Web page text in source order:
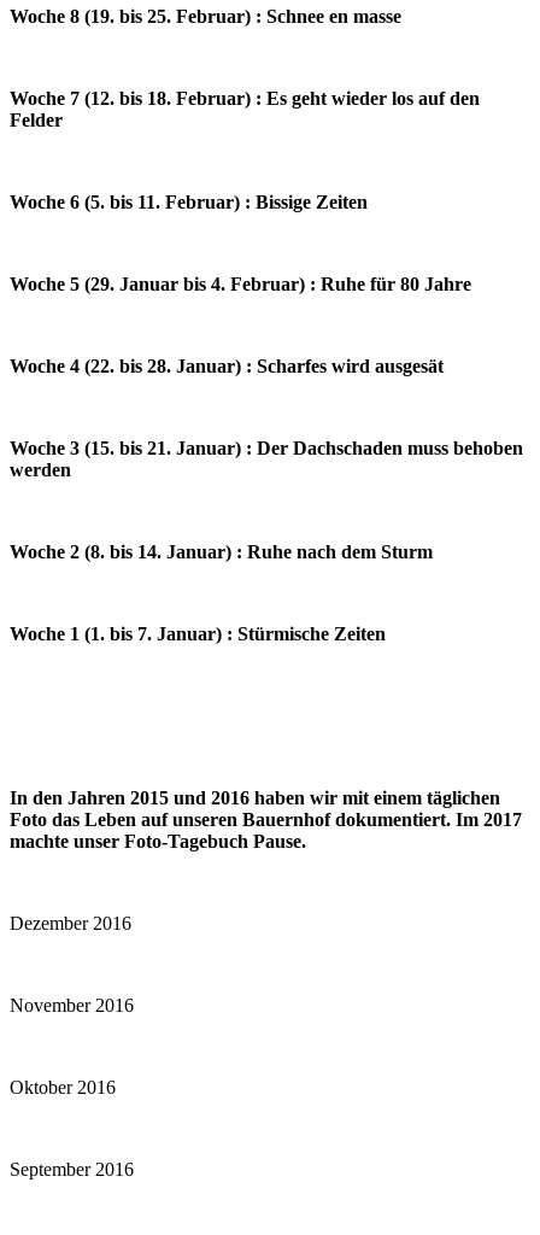
Woche 8 (19. bis 25. Februar) : Schnee en masse
Woche 7 (12. bis 18. Februar) : Es geht wieder los auf den
Felder
Woche 6 (5. bis 11. Februar) : Bissige Zeiten
Woche 5 (29. Januar bis 4. Februar) : Ruhe für 80 Jahre
Woche 4 (22. bis 28. Januar) : Scharfes wird ausgesät
Woche 3 (15. bis 21. Januar) : Der Dachschaden muss behoben
werden
Woche 2 (8. bis 14. Januar) : Ruhe nach dem Sturm
Woche 1 (1. bis 7. Januar) : Stürmische Zeiten
In den Jahren 2015 und 2016 haben wir mit einem täglichen
Foto das Leben auf unseren Bauernhof dokumentiert. Im 2017
machte unser Foto-Tagebuch Pause.
Dezember 2016
November 2016
Oktober 2016
September 2016